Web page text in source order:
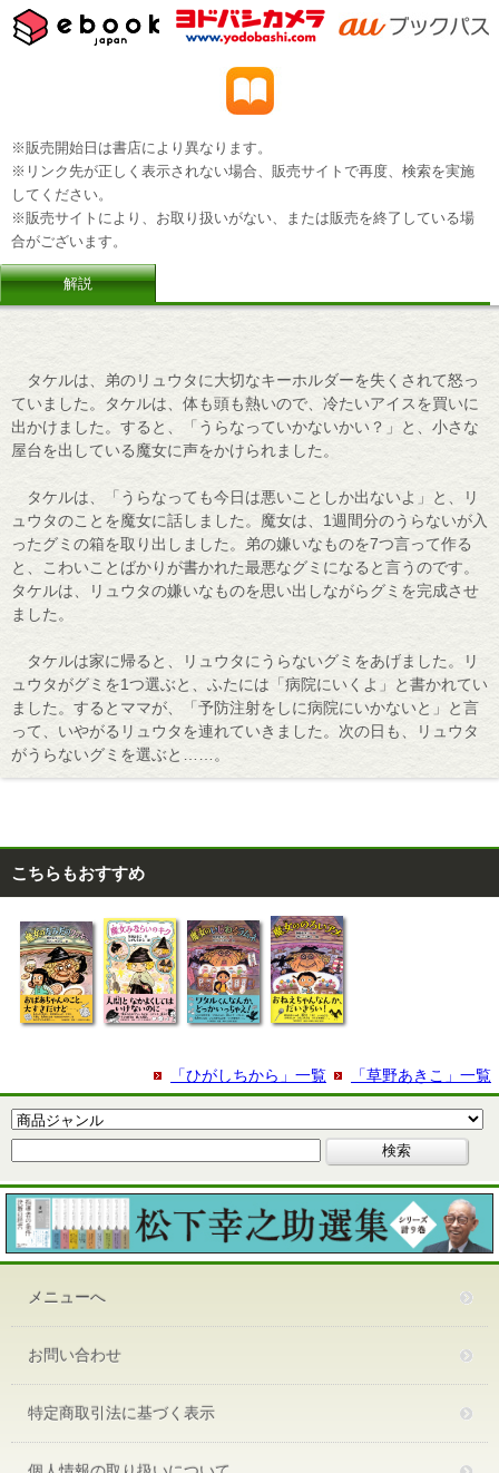
※販売開始日は書店により異なります。
※リンク先が正しく表示されない場合、販売サイトで再度、検索を実施
してください。
※販売サイトにより、お取り扱いがない、または販売を終了している場
合がございます。
解説
タケルは、弟のリュウタに大切なキーホルダーを失くされて怒っ
ていました。タケルは、体も頭も熱いので、冷たいアイスを買いに
出かけました。すると、「うらなっていかないかい？」と、小さな
屋台を出している魔女に声をかけられました。
タケルは、「うらなっても今日は悪いことしか出ないよ」と、リ
ュウタのことを魔女に話しました。魔女は、1週間分のうらないが入
ったグミの箱を取り出しました。弟の嫌いなものを7つ言って作る
と、こわいことばかりが書かれた最悪なグミになると言うのです。
タケルは、リュウタの嫌いなものを思い出しながらグミを完成させ
ました。
タケルは家に帰ると、リュウタにうらないグミをあげました。リ
ュウタがグミを1つ選ぶと、ふたには「病院にいくよ」と書かれてい
ました。するとママが、「予防注射をしに病院にいかないと」と言
って、いやがるリュウタを連れていきました。次の日も、リュウタ
がうらないグミを選ぶと……。
こちらもおすすめ
「草野あきこ」一覧
「ひがしちから」一覧
メニューへ
お問い合わせ
特定商取引法に基づく表示